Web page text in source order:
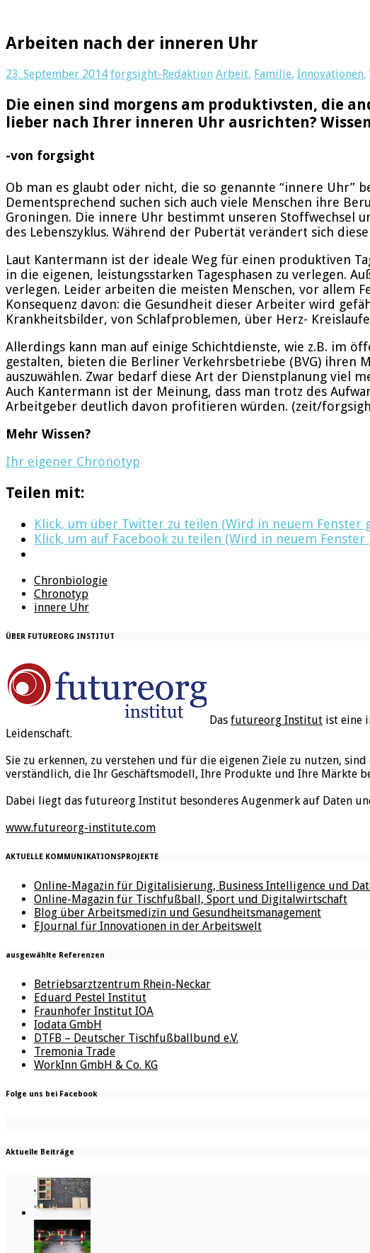
Arbeiten nach der inneren Uhr
23. September 2014 forgsight-Redaktion Arbeit, Familie, Innovationen,
Die einen sind morgens am produktivsten, die
lieber nach Ihrer inneren Uhr ausrichten?
-von forgsight
Ob man es glaubt oder nicht, die so genannte “innere Uhr”
Dementsprechend suchen sich auch viele Menschen ihre
Groningen. Die innere Uhr bestimmt unseren Stoffwechsel
des Lebenszyklus. Während der Pubertät verändert sich
Laut Kantermann ist der ideale Weg für einen produktiven
in die eigenen, leistungsstarken Tagesphasen zu verlegen.
verlegen. Leider arbeiten die meisten Menschen, vor allem
Konsequenz davon: die Gesundheit dieser Arbeiter wird
Krankheitsbilder, von Schlafproblemen, über Herz-
Allerdings kann man auf einige Schichtdienste, wie z.B. im
gestalten, bieten die Berliner Verkehrsbetriebe (BVG) ihren
auszuwählen. Zwar bedarf diese Art der Dienstplanung viel
Auch Kantermann ist der Meinung, dass man trotz des
Arbeitgeber deutlich davon profitieren würden. (zeit/
Mehr Wissen?
Ihr eigener Chronotyp
Teilen mit:
Klick, um über Twitter zu teilen (Wird in neuem Fenster
Klick, um auf Facebook zu teilen (Wird in neuem
Chronbiologie
Chronotyp
innere Uhr
ÜBER FUTUREORG INSTITUT
Das futureorg Institut ist eine
Leidenschaft.
Sie zu erkennen, zu verstehen und für die eigenen Ziele zu nutzen,
verständlich, die Ihr Geschäftsmodell, Ihre Produkte und Ihre Märkte
Dabei liegt das futureorg Institut besonderes Augenmerk auf Daten
www.futureorg-institute.com
AKTUELLE KOMMUNIKATIONSPROJEKTE
Online-Magazin für Digitalisierung, Business Intelligence und
Online-Magazin für Tischfußball, Sport und Digitalwirtschaft
Blog über Arbeitsmedizin und Gesundheitsmanagement
EJournal für Innovationen in der Arbeitswelt
ausgewählte Referenzen
Betriebsarztzentrum Rhein-Neckar
Eduard Pestel Institut
Fraunhofer Institut IOA
Iodata GmbH
DTFB – Deutscher Tischfußballbund e.V.
Tremonia Trade
WorkInn GmbH & Co. KG
Folge uns bei Facebook
Aktuelle Beiträge